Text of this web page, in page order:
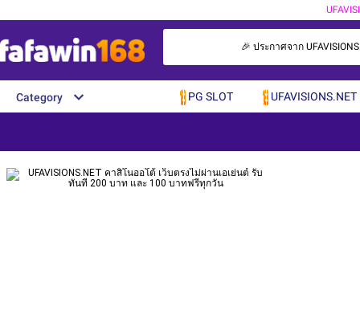
🎉 ประกาศจาก
Category PG SLOT UFAVISIONS.NET